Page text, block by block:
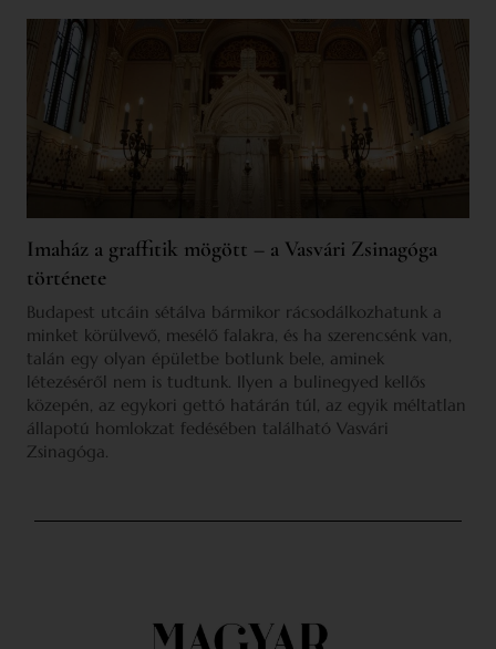
Imaház a graffitik mögött – a Vasvári Zsinagóga
története
Budapest utcáin sétálva bármikor rácsodálkozhatunk a
minket körülvevő, mesélő falakra, és ha szerencsénk van,
talán egy olyan épületbe botlunk bele, aminek
létezéséről nem is tudtunk. Ilyen a bulinegyed kellős
közepén, az egykori gettó határán túl, az egyik méltatlan
állapotú homlokzat fedésében található Vasvári
Zsinagóga.